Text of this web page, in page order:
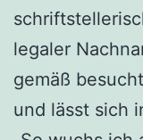
legaler
gemäß
und lässt sich